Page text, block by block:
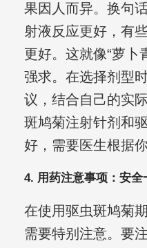
果因人而异。换句
射液反应更好，有
更好。这就像“萝卜
强求。在选择剂型
议，结合自己的实
斑鸠菊注射针剂和
好，需要医生根据
4. 用药注意事项：安全
在使用驱虫斑鸠菊
需要特别注意。要